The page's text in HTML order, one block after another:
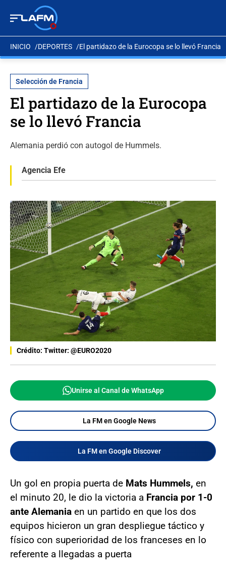
INICIO DEPORTES El partidazo de la Eurocopa se lo llevó Francia
Selección de Francia
El partidazo de la Eurocopa
se lo llevó Francia
Alemania perdió con autogol de Hummels.
Agencia Efe
Crédito: Twitter: @EURO2020
Unirse al Canal de WhatsApp
La FM en Google News
La FM en Google Discover
Un gol en propia puerta de Mats Hummels, en
el minuto 20, le dio la victoria a Francia por 1-0
ante Alemania en un partido en que los dos
equipos hicieron un gran despliegue táctico y
físico con superioridad de los franceses en lo
referente a llegadas a puerta